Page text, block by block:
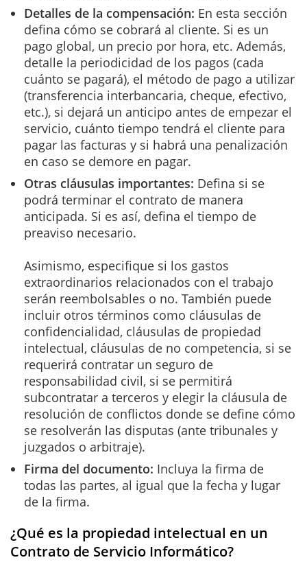
Detalles de la compensación: En esta sección
defina cómo se cobrará al cliente. Si es un
pago global, un precio por hora, etc. Además,
detalle la periodicidad de los pagos (cada
cuánto se pagará), el método de pago a utilizar
(transferencia interbancaria, cheque, efectivo,
etc.), si dejará un anticipo antes de empezar el
servicio, cuánto tiempo tendrá el cliente para
pagar las facturas y si habrá una penalización
en caso se demore en pagar.
Otras cláusulas importantes: Defina si se
podrá terminar el contrato de manera
anticipada. Si es así, defina el tiempo de
preaviso necesario.
Asimismo, especifique si los gastos
extraordinarios relacionados con el trabajo
serán reembolsables o no. También puede
incluir otros términos como cláusulas de
confidencialidad, cláusulas de propiedad
intelectual, cláusulas de no competencia, si se
requerirá contratar un seguro de
responsabilidad civil, si se permitirá
subcontratar a terceros y elegir la cláusula de
resolución de conflictos donde se define cómo
se resolverán las disputas (ante tribunales y
juzgados o arbitraje).
Firma del documento: Incluya la firma de
todas las partes, al igual que la fecha y lugar
de la firma.
¿Qué es la propiedad intelectual en un
Contrato de Servicio Informático?